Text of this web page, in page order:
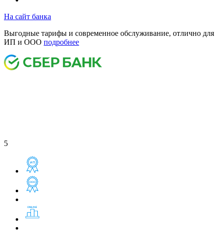
На сайт банка
Выгодные тарифы и современное обслуживание, отлично для
ИП и ООО подробнее
5